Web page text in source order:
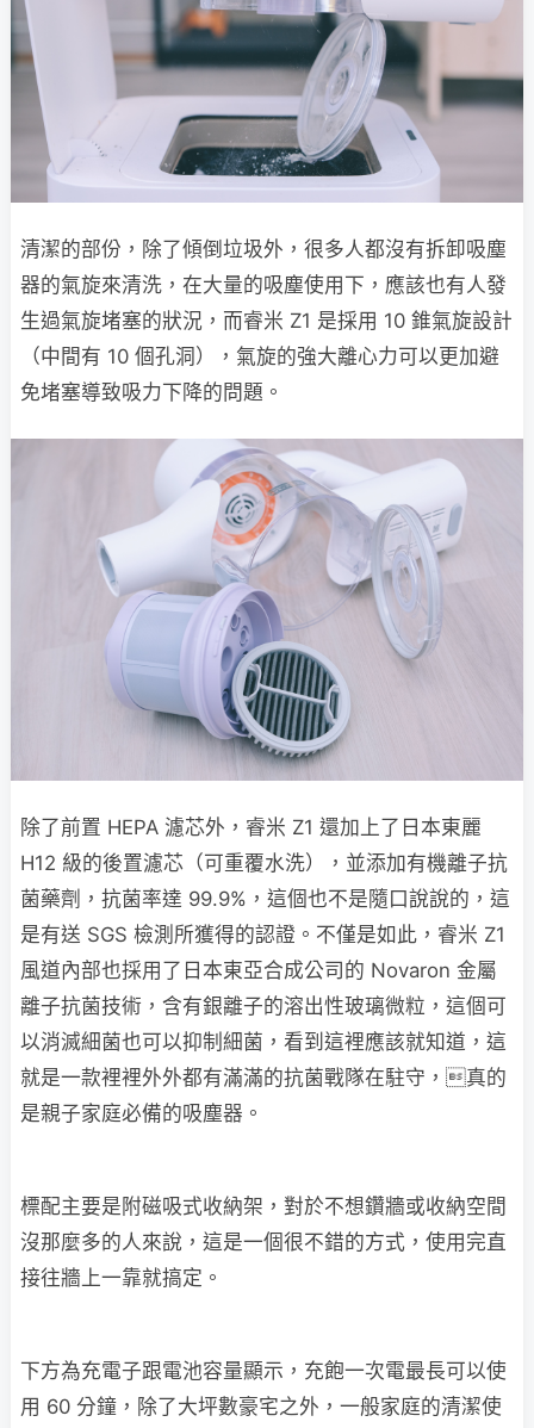
清潔的部份，除了傾倒垃圾外，很多人都沒有拆卸吸塵
器的氣旋來清洗，在大量的吸塵使用下，應該也有人發
生過氣旋堵塞的狀況，而睿米 Z1 是採用 10 錐氣旋設計
（中間有 10 個孔洞），氣旋的強大離心力可以更加避
免堵塞導致吸力下降的問題。
除了前置 HEPA 濾芯外，睿米 Z1 還加上了日本東麗
H12 級的後置濾芯（可重覆水洗），並添加有機離子抗
菌藥劑，抗菌率達 99.9%，這個也不是隨口說說的，這
是有送 SGS 檢測所獲得的認證。不僅是如此，睿米 Z1
風道內部也採用了日本東亞合成公司的 Novaron 金屬
離子抗菌技術，含有銀離子的溶出性玻璃微粒，這個可
以消滅細菌也可以抑制細菌，看到這裡應該就知道，這
就是一款裡裡外外都有滿滿的抗菌戰隊在駐守，真的
是親子家庭必備的吸塵器。
標配主要是附磁吸式收納架，對於不想鑽牆或收納空間
沒那麼多的人來說，這是一個很不錯的方式，使用完直
接往牆上一靠就搞定。
下方為充電子跟電池容量顯示，充飽一次電最長可以使
用 60 分鐘，除了大坪數豪宅之外，一般家庭的清潔使